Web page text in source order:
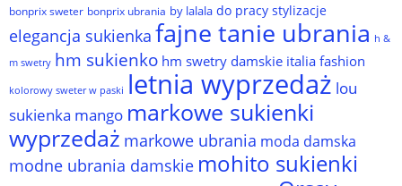
bonprix sweter bonprix ubrania by lalala do pracy stylizacje
elegancja sukienka fajne tanie ubrania h &
m swetry hm sukienko hm swetry damskie italia fashion
kolorowy sweter w paski letnia wyprzedaż lou
sukienka mango markowe sukienki
wyprzedaż markowe ubrania moda damska
modne ubrania damskie mohito sukienki